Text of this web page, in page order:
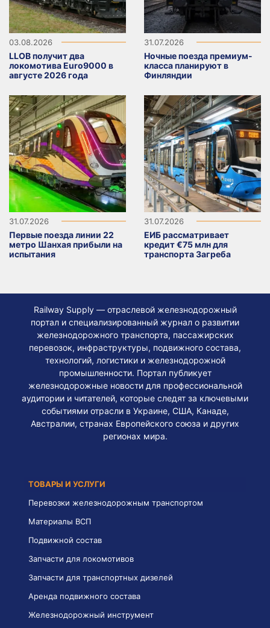
03.08.2026
LLOB получит два
локомотива Euro9000 в
августе 2026 года
31.07.2026
Ночные поезда премиум-
класса планируют в
Финляндии
31.07.2026
Первые поезда линии 22
метро Шанхая прибыли на
испытания
31.07.2026
ЕИБ рассматривает
кредит €75 млн для
транспорта Загреба
Railway Supply — отраслевой железнодорожный
портал и специализированный журнал о развитии
железнодорожного транспорта, пассажирских
перевозок, инфраструктуры, подвижного состава,
технологий, логистики и железнодорожной
промышленности. Портал публикует
железнодорожные новости для профессиональной
аудитории и читателей, которые следят за ключевыми
событиями отрасли в Украине, США, Канаде,
Австралии, странах Европейского союза и других
регионах мира.
ТОВАРЫ И УСЛУГИ
Перевозки железнодорожным транспортом
Материалы ВСП
Подвижной состав
Запчасти для локомотивов
Запчасти для транспортных дизелей
Аренда подвижного состава
Железнодорожный инструмент